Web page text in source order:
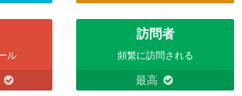
ル
訪問者
頻繁に訪問される
最高